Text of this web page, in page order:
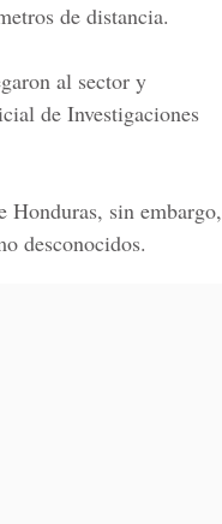
de distancia.
al sector y
de Investigaciones
Honduras, sin embargo,
desconocidos.